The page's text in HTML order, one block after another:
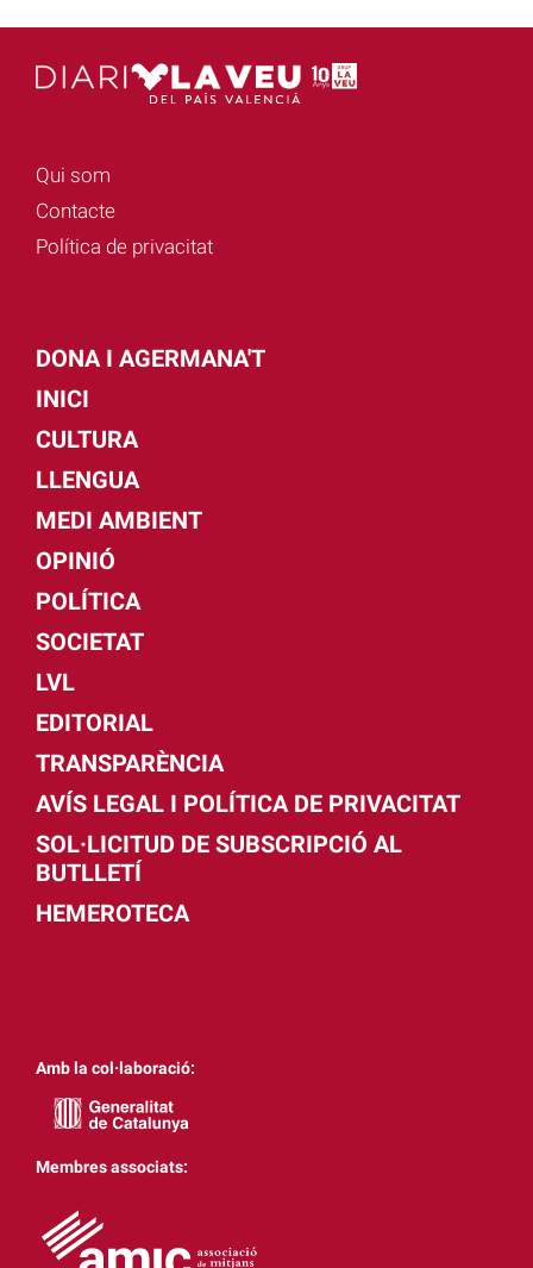
Qui som
Contacte
Política de privacitat
DONA I AGERMANA'T
INICI
CULTURA
LLENGUA
MEDI AMBIENT
OPINIÓ
POLÍTICA
SOCIETAT
LVL
EDITORIAL
TRANSPARÈNCIA
AVÍS LEGAL I POLÍTICA DE PRIVACITAT
SOL·LICITUD DE SUBSCRIPCIÓ AL
BUTLLETÍ
HEMEROTECA
Amb la col·laboració:
Membres associats: